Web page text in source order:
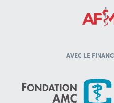
AVEC LE